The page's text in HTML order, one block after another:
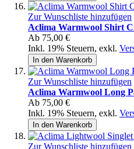
Zur Wunschliste hinzufügen
Aclima Warmwool Shirt
Ab 75,00 €
Inkl. 19% Steuern, exkl.
In den Warenkorb
Zur Wunschliste hinzufügen
Aclima Warmwool Long
Ab 75,00 €
Inkl. 19% Steuern, exkl.
In den Warenkorb
Zur Wunschliste hinzufügen